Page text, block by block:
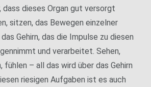
dass dieses Organ gut versorgt
sitzen, das Bewegen einzelner
Gehirn, das die Impulse zu diesen
und verarbeitet. Sehen,
fühlen – all das wird über das Gehirn
riesigen Aufgaben ist es auch